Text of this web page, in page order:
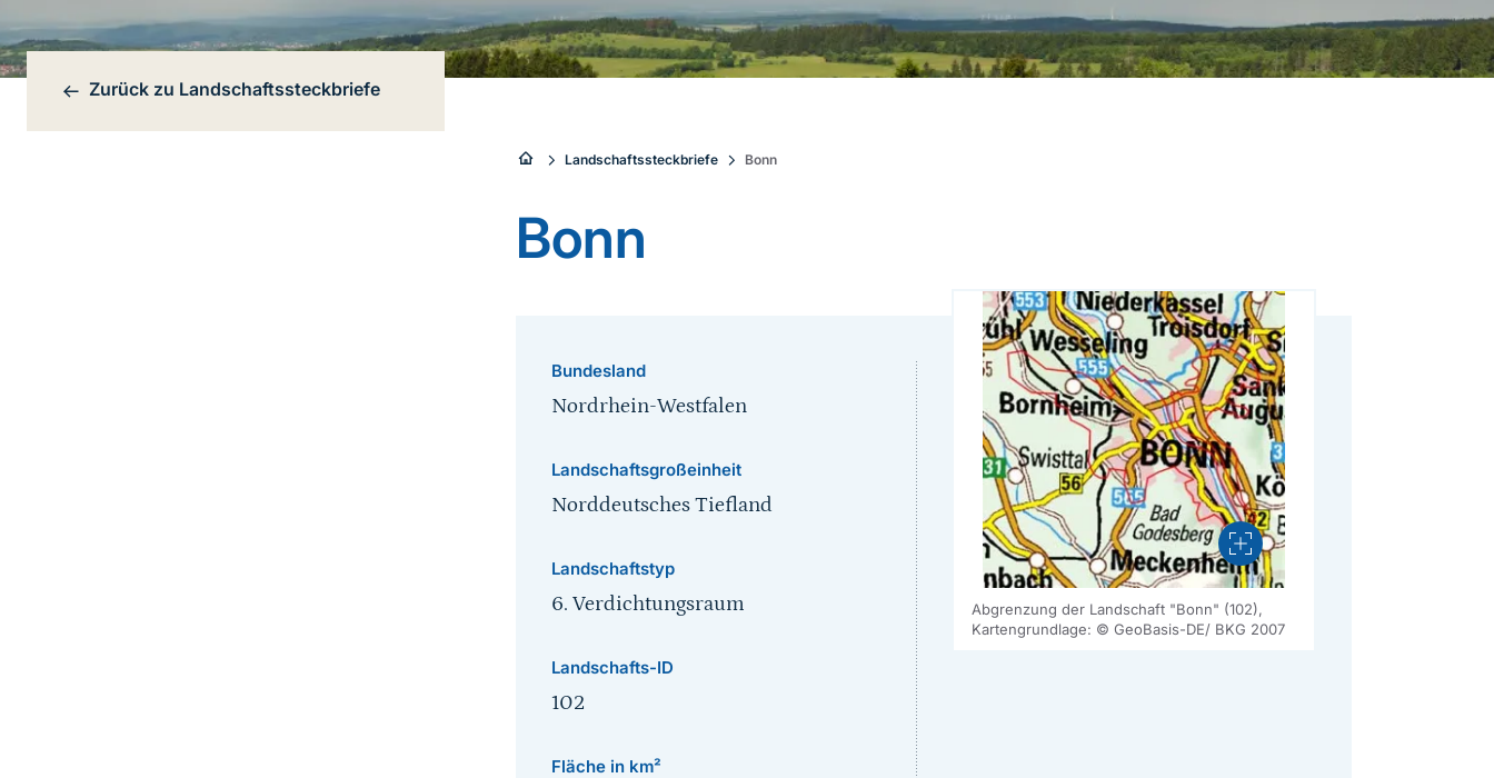
Bereichsnavigation
Zurück zu Landschaftssteckbriefe
Sie
sind
hier:
Landschaftssteckbriefe Bonn
Bonn
Bundesland
Nordrhein-Westfalen
Landschaftsgroßeinheit
Norddeutsches Tiefland
Landschaftstyp
6. Verdichtungsraum
Landschafts-ID
102
Fläche in km²
Vergrößern
Abgrenzung der Landschaft "Bonn" (102),
Kartengrundlage: © GeoBasis-DE/ BKG 2007